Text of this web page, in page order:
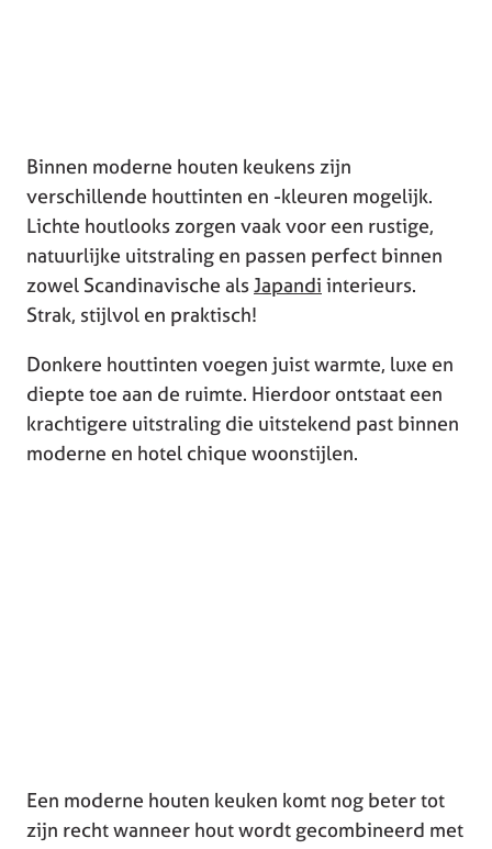
Binnen moderne houten keukens zijn
verschillende houttinten en -kleuren mogelijk.
Lichte houtlooks zorgen vaak voor een rustige,
natuurlijke uitstraling en passen perfect binnen
zowel Scandinavische alsJapandi interieurs.
Strak, stijlvol en praktisch!
Donkere houttinten voegen juist warmte, luxe en
diepte toe aan de ruimte. Hierdoor ontstaat een
krachtigere uitstraling die uitstekend past binnen
moderne en hotel chique woonstijlen.
Een moderne houten keuken komt nog beter tot
zijn recht wanneer hout wordt gecombineerd met